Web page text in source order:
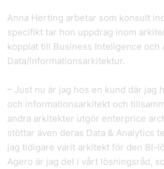
Anna Herting arbetar som konsult
specifikt tar hon uppdrag inom
kopplat till Business Inteligence och
Data/Informationsarkitektur.
– Just nu är jag hos en kund där jag
och informationsarkitekt och
andra arkitekter utgör enterprice
stöttar även deras Data & Analytics
jag tidigare varit arkitekt för den BI-
Agero är jag del i vårt lösningsråd,